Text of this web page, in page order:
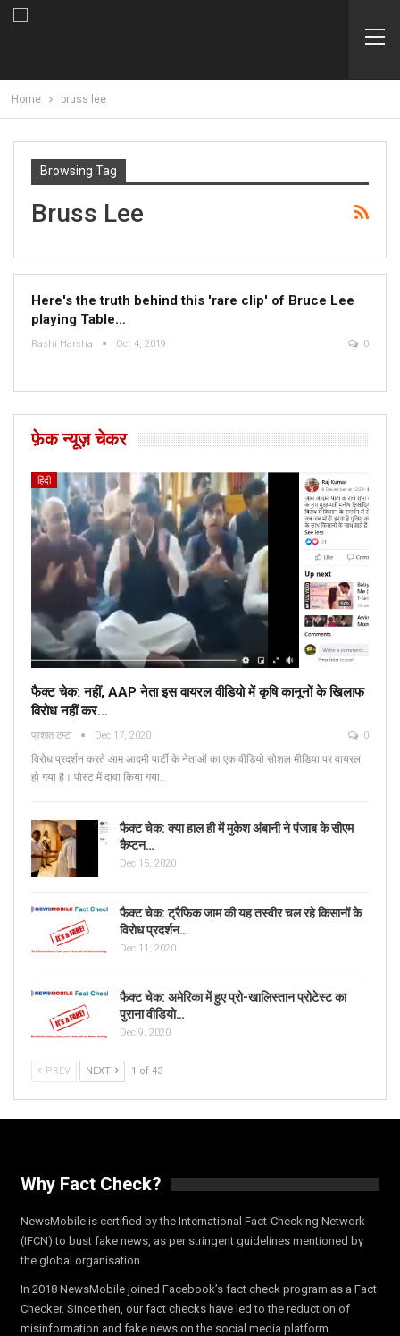
Home bruss lee
Browsing Tag
Bruss Lee
Here's the truth behind this 'rare clip' of Bruce Lee
playing Table…
Rashi Harsha Oct 4, 2019 0
फ़ेक न्यूज़ चेकर
हिंदी
फैक्ट चेक: नहीं, AAP नेता इस वायरल वीडियो में कृषि कानूनों के खिलाफ
विरोध नहीं कर…
प्रशांत टम्टा Dec 17, 2020 0
विरोध प्रदर्शन करते आम आदमी पार्टी के नेताओं का एक वीडियो सोशल मीडिया पर वायरल
हो गया है। पोस्ट में दावा किया गया…
फैक्ट चेक: क्या हाल ही में मुकेश अंबानी ने पंजाब के सीएम
कैप्टन…
Dec 15, 2020
फैक्ट चेक: ट्रैफिक जाम की यह तस्वीर चल रहे किसानों के
विरोध प्रदर्शन…
Dec 11, 2020
फैक्ट चेक: अमेरिका में हुए प्रो-खालिस्तान प्रोटेस्ट का
पुराना वीडियो…
Dec 9, 2020
PREV NEXT 1 of 43
Why Fact Check?
NewsMobile is certified by the International Fact-Checking Network
(IFCN) to bust fake news, as per stringent guidelines mentioned by
the global organisation.
In 2018 NewsMobile joined Facebook’s fact check program as a Fact
Checker. Since then, our fact checks have led to the reduction of
misinformation and fake news on the social media platform.